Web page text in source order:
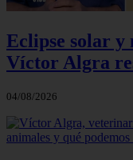
Eclipse solar y
Víctor Algra
04/08/2026